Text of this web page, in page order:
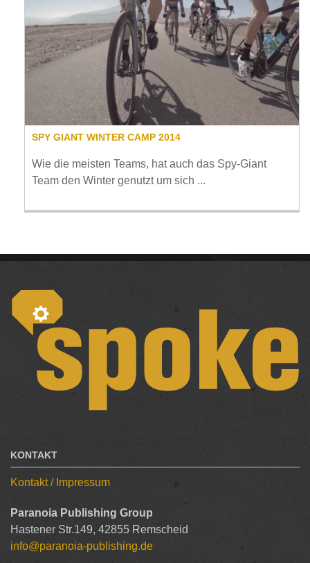
SPY GIANT WINTER CAMP 2014
Wie die meisten Teams, hat auch das Spy-Giant
Team den Winter genutzt um sich ...
KONTAKT
Kontakt / Impressum
Paranoia Publishing Group
Hastener Str.149, 42855 Remscheid
info@paranoia-publishing.de